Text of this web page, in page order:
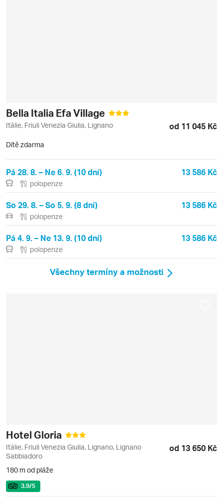
Bella Italia Efa Village
Itálie, Friuli Venezia Giulia, Lignano od 11 045 Kč
Dítě zdarma
Pá 28. 8. – Ne 6. 9. (10 dní) 13 586 Kč
polopenze
So 29. 8. – So 5. 9. (8 dní) 13 586 Kč
polopenze
Pá 4. 9. – Ne 13. 9. (10 dní) 13 586 Kč
polopenze
Všechny termíny a možnosti
Hotel Gloria
Itálie, Friuli Venezia Giulia, Lignano, Lignano
Sabbiadoro
od 13 650 Kč
180 m od pláže
3.9/5